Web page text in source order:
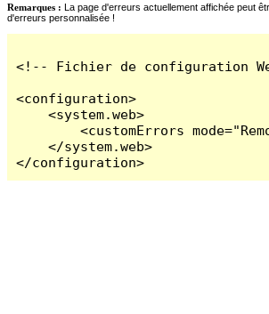
Remarques : La page d'erreurs actuellement affichée peut
d'erreurs personnalisée !
<!-- Fichier de configuration
<configuration>
    <system.web>
<customErrors
    </system.web>
</configuration>